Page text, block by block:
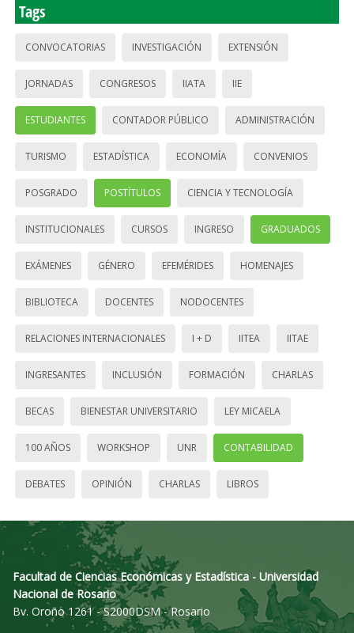
Tags
CONVOCATORIAS INVESTIGACIÓN EXTENSIÓN
JORNADAS CONGRESOS IIATA IIE
ESTUDIANTES CONTADOR PÚBLICO ADMINISTRACIÓN
TURISMO ESTADÍSTICA ECONOMÍA CONVENIOS
POSGRADO POSTÍTULOS CIENCIA Y TECNOLOGÍA
INSTITUCIONALES CURSOS INGRESO GRADUADOS
EXÁMENES GÉNERO EFEMÉRIDES HOMENAJES
BIBLIOTECA DOCENTES NODOCENTES
RELACIONES INTERNACIONALES I + D IITEA IITAE
INGRESANTES INCLUSIÓN FORMACIÓN CHARLAS
BECAS BIENESTAR UNIVERSITARIO LEY MICAELA
100 AÑOS WORKSHOP UNR CONTABILIDAD
DEBATES OPINIÓN CHARLAS LIBROS
Facultad de Ciencias Económicas y Estadística - Universidad
Nacional de Rosario
Bv. Oroño 1261 - S2000DSM - Rosario